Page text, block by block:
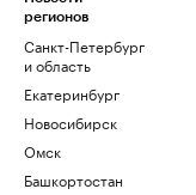
регионов
Санкт-Петербург
и область
Екатеринбург
Новосибирск
Омск
Башкортостан